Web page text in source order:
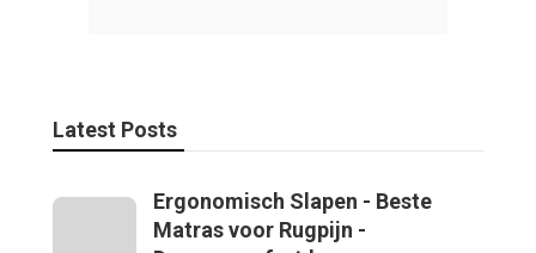
Latest Posts
Ergonomisch Slapen - Beste
Matras voor Rugpijn -